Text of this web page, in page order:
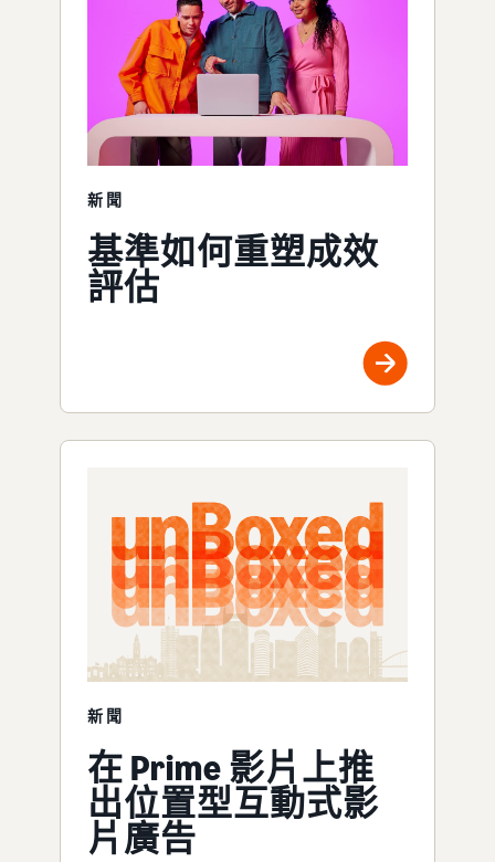
新聞
基準如何重塑成效
評估
新聞
在 Prime 影片上推
出位置型互動式影
片廣告